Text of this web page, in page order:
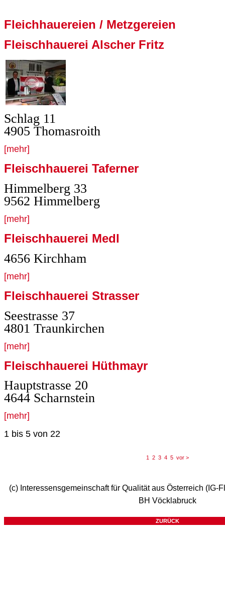
Fleichhauereien / Metzgereien
Fleischhauerei Alscher Fritz
Schlag 11
4905 Thomasroith
[mehr]
Fleischhauerei Taferner
Himmelberg 33
9562 Himmelberg
[mehr]
Fleischhauerei Medl
4656 Kirchham
[mehr]
Fleischhauerei Strasser
Seestrasse 37
4801 Traunkirchen
[mehr]
Fleischhauerei Hüthmayr
Hauptstrasse 20
4644 Scharnstein
[mehr]
1 bis 5 von 22
1 2 3 4 5 vor >
(c) Interessensgemeinschaft für Qualität aus Österreich (IG-
BH Vöcklabruck
ZURÜCK